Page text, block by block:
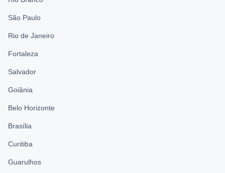
São Paulo
Rio de Janeiro
Fortaleza
Salvador
Goiânia
Belo Horizonte
Brasília
Curitiba
Guarulhos